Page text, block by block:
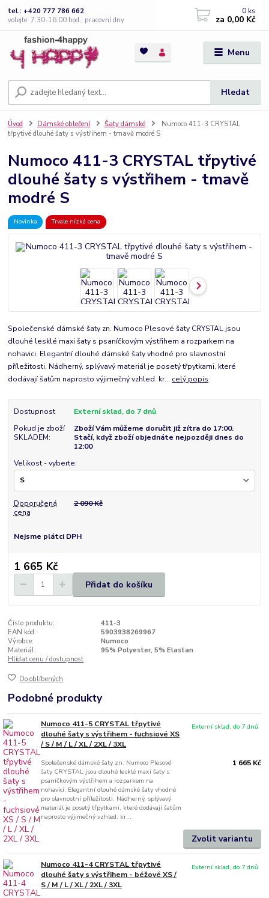
Menu
Hledat
tel.: +420 777 786 662
volejte: 7:30-16:00 hod., pracovní dny
0 ks
za 0,00 Kč
Úvod Dámské oblečení Šaty dámské
Numoco 411-3 CRYSTAL
třpytivé dlouhé šaty s výstřihem - tmavě modré S
Numoco 411-3 CRYSTAL třpytivé
dlouhé šaty s výstřihem - tmavě
modré S
Novinka Trvale nízká cena
Společenské dámské šaty zn. Numoco Plesové šaty CRYSTAL jsou
dlouhé lesklé maxi šaty s psaníčkovým výstřihem a rozparkem na
nohavici. Elegantní dlouhé dámské šaty vhodné pro slavnostní
příležitosti. Nádherný, splývavý materiál je posetý třpytkami, které
dodávají šatům naprosto výjimečný vzhled. kr... celý popis
Dostupnost
Externí sklad, do 7 dnů
Pokud je zboží
SKLADEM:
Zboží Vám můžeme doručit již zítra do 17:00.
Stačí, když zboží objednáte nejpozději dnes do
12:00
Velikost - vyberte:
Doporučená
cena
2 090 Kč
Nejsme plátci DPH
1 665 Kč
Přidat do košíku
Číslo produktu:
411-3
EAN kód:
5903938269967
Výrobce:
Numoco
Materiál:
95% Polyester, 5% Elastan
Hlídat cenu / dostupnost
Do oblíbených
Podobné produkty
Numoco 411-5 CRYSTAL třpytivé
dlouhé šaty s výstřihem - fuchsiové XS
/ S / M / L / XL / 2XL / 3XL
Společenské dámské šaty zn. Numoco Plesové
šaty CRYSTAL jsou dlouhé lesklé maxi šaty s
psaníčkovým výstřihem a rozparkem na
nohavici. Elegantní dlouhé dámské šaty vhodné
pro slavnostní příležitosti. Nádherný, splývavý
materiál je posetý třpytkami, které dodávají šatům
naprosto výjimečný vzhled. kr...
1 665 Kč
Externí sklad, do 7 dnů
Zvolit variantu
Numoco 411-4 CRYSTAL třpytivé
dlouhé šaty s výstřihem - béžové XS /
S / M / L / XL / 2XL / 3XL
Externí sklad, do 7 dnů